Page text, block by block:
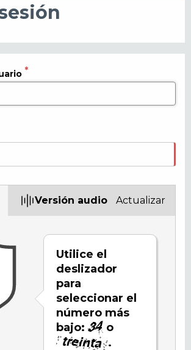
Versión audio
Utilice el
deslizador
para
seleccionar el
número más
bajo:
o
.
Actualizar